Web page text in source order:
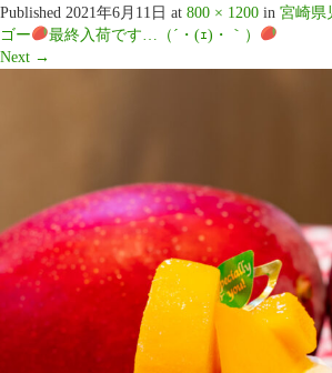
Published 2021年6月11日 at 800 × 1200 in 宮崎県
ゴー
最終入荷です…（´・(ｪ)・｀）
Next →